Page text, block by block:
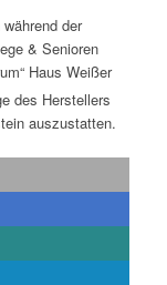
der
& Senioren
Haus Weißer
des Herstellers
auszustatten.